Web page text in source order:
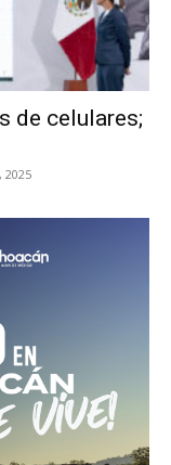
de celulares;
2025